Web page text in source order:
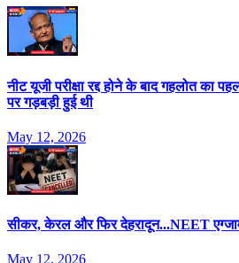
नीट यूजी परीक्षा रद्द होने के बाद गहलोत का
पर गड़बड़ी हुई थी
May 12, 2026
सीकर, केरल और फिर देहरादून...NEET
May 12, 2026